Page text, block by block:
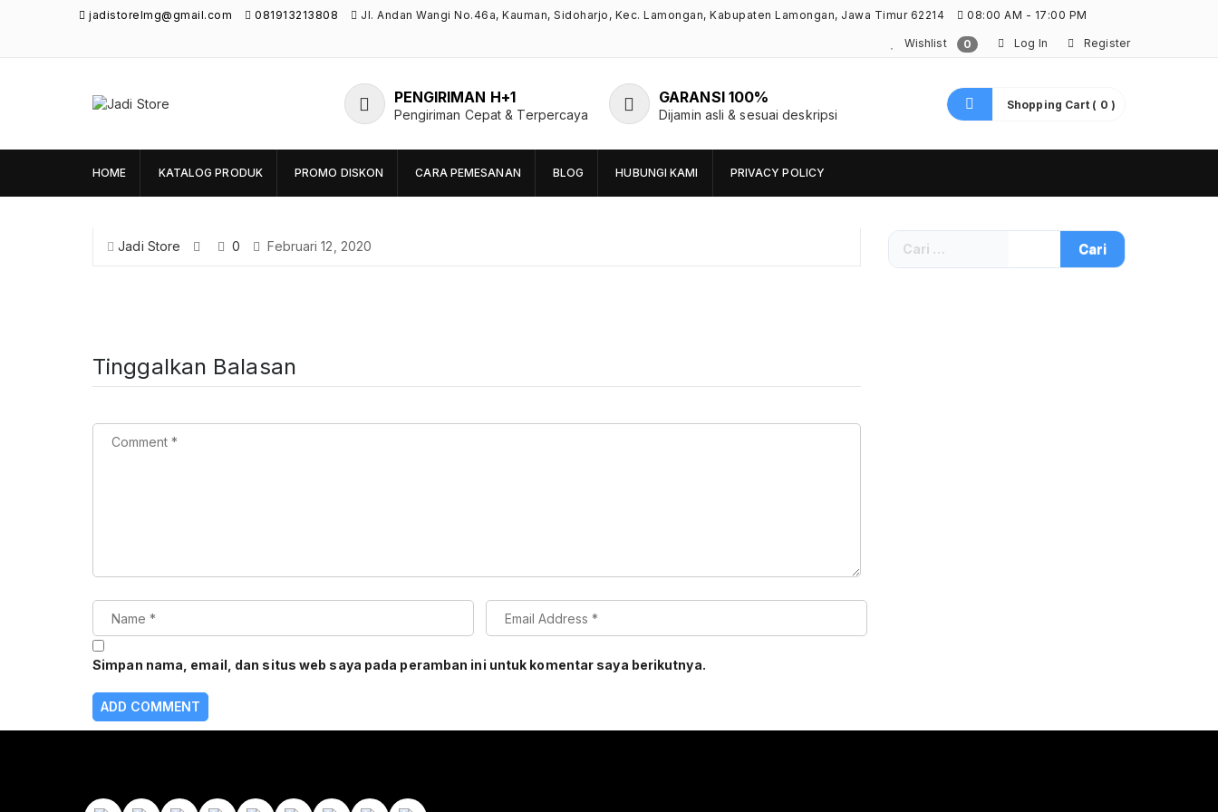
jadistorelmg@gmail.com 081913213808 Jl. Andan Wangi No.46a, Kauman, Sidoharjo, Kec. Lamongan, Kabupaten Lamongan, Jawa Timur 62214 08:00 AM - 17:00 PM
Wishlist 0 Log In Register
Unik di Lamongan
PENGIRIMAN H+1
Pengiriman Cepat & Terpercaya
GARANSI 100%
Dijamin asli & sesuai deskripsi
Shopping Cart ( 0 )
HOME KATALOG PRODUK PROMO DISKON CARA PEMESANAN BLOG HUBUNGI KAMI PRIVACY POLICY
Jadi Store 0 Februari 12, 2020
Tinggalkan Balasan
Simpan nama, email, dan situs web saya pada peramban ini untuk komentar saya berikutnya.
Cari
untuk: